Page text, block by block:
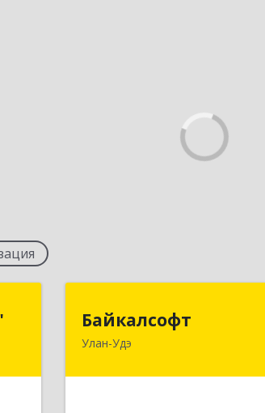
г,
Байкалсофт
Улан-Удэ670034, Бурятия Респ,